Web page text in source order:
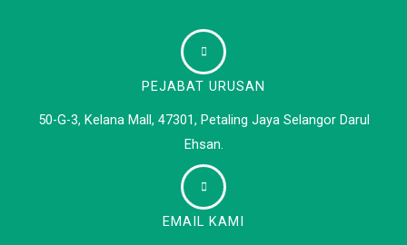
PEJABAT URUSAN
50-G-3, Kelana Mall, 47301, Petaling Jaya Selangor Darul
Ehsan.
EMAIL KAMI